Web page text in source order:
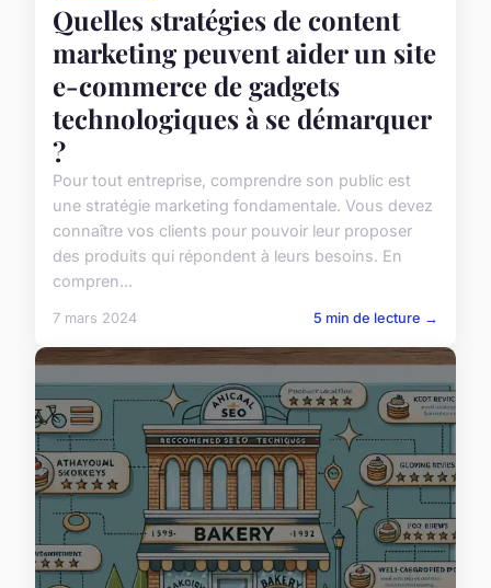
Quelles stratégies de content
marketing peuvent aider un site
e-commerce de gadgets
technologiques à se démarquer
?
Pour tout entreprise, comprendre son public est
une stratégie marketing fondamentale. Vous devez
connaître vos clients pour pouvoir leur proposer
des produits qui répondent à leurs besoins. En
compren...
7 mars 2024 5 min de lecture →